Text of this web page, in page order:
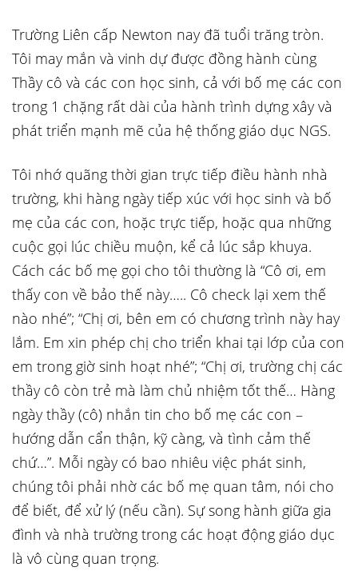
Trường Liên cấp Newton nay đã tuổi trăng tròn.
Tôi may mắn và vinh dự được đồng hành cùng
Thầy cô và các con học sinh, cả với bố mẹ các con
trong 1 chặng rất dài của hành trình dựng xây và
phát triển mạnh mẽ của hệ thống giáo dục NGS.
Tôi nhớ quãng thời gian trực tiếp điều hành nhà
trường, khi hàng ngày tiếp xúc với học sinh và bố
mẹ của các con, hoặc trực tiếp, hoặc qua những
cuộc gọi lúc chiều muộn, kể cả lúc sắp khuya.
Cách các bố mẹ gọi cho tôi thường là “Cô ơi, em
thấy con về bảo thế này….. Cô check lại xem thế
nào nhé”; “Chị ơi, bên em có chương trình này hay
lắm. Em xin phép chị cho triển khai tại lớp của con
em trong giờ sinh hoạt nhé”; “Chị ơi, trường chị các
thầy cô còn trẻ mà làm chủ nhiệm tốt thế… Hàng
ngày thầy (cô) nhắn tin cho bố mẹ các con –
hướng dẫn cẩn thận, kỹ càng, và tình cảm thế
chứ…”. Mỗi ngày có bao nhiêu việc phát sinh,
chúng tôi phải nhờ các bố mẹ quan tâm, nói cho
để biết, để xử lý (nếu cần). Sự song hành giữa gia
đình và nhà trường trong các hoạt động giáo dục
là vô cùng quan trọng.